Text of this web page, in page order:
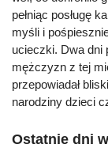
pełniąc posługę
myśli i
ucieczki. Dwa dni
mężczyzn z tej
przepowiadał
narodziny dzieci
Ostatnie dni